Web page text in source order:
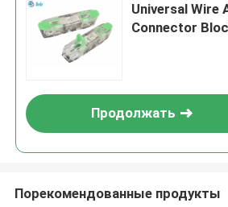
Universal Wire
Connector
Продолжать
Порекомендованные продукты